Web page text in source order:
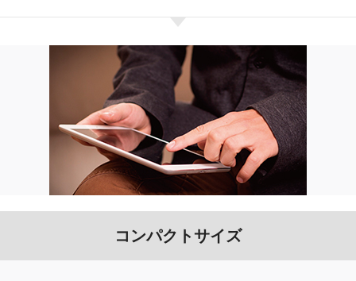
コンパクトサイズ